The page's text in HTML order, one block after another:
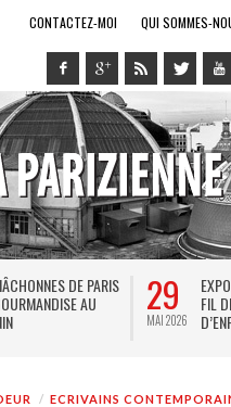
CONTACTEZ-MOI QUI SOMMES-
LE ROI DU
UN BON GOÛT
28
MAI 2026
LE RING
JEU VIDÉO !
ECRIVAINS